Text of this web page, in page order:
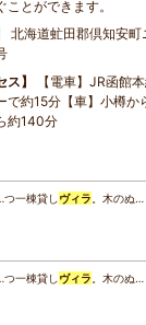
ことができます。
北海道虻田郡倶知安町
ス
【電車】JR函館
で約15分【車】小樽
約140分
つ一棟貸し ヴィラ 。木のぬ…
つ一棟貸し ヴィラ 。木のぬ…